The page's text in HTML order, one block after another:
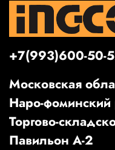
+7(993)600-50-
Московская
Наро-фоминский
Торгово-
Павильон А-2